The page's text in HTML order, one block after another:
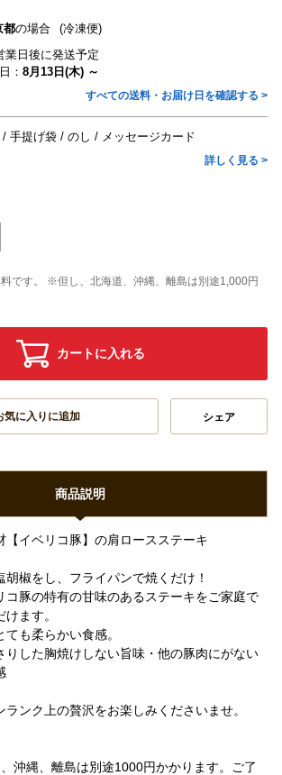
都の場合
(冷凍便)
業日後に発送予定
： 8月13日(木) ～
すべての送料・お届け日を確認する >
手提げ袋 のし メッセージカード
詳しく見る >
です。 ※但し、北海道、沖縄、離島は別途1,000円
カートに入れる
気に入りに追加 シェア
商品説明
【イベリコ豚】の肩ロースステーキ
椒をし、フライパンで焼くだけ！
コ豚の特有の甘味のあるステーキをご家庭で
ます。
も柔らかい食感。
りした胸焼けしない旨味・他の豚肉にがない
ンク上の贅沢をお楽しみくださいませ。
沖縄、離島は別途1000円かかります。ご了